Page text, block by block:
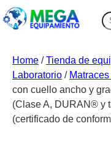
Home /Tienda de
Laboratorio /
con cuello ancho y
(Clase A, DURAN® y
(certificado de